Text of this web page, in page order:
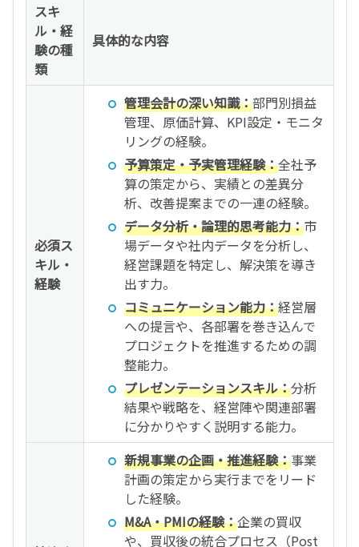
スキ
ル・経
験の種
類
具体的な内容
必須ス
キル・
経験
管理会計の深い知識：部門別損益
管理、原価計算、KPI設定・モニタ
リングの経験。
予算策定・予実管理経験：全社予
算の策定から、実績との差異分
析、改善提案までの一連の経験。
データ分析・論理的思考能力：市
場データや社内データを分析し、
経営課題を特定し、解決策を導き
出す力。
コミュニケーション能力：経営層
への提言や、各部署を巻き込んで
プロジェクトを推進するための調
整能力。
プレゼンテーションスキル：分析
結果や戦略を、経営陣や関連部署
に分かりやすく説明する能力。
新規事業の企画・推進経験：事業
計画の策定から実行までをリード
した経験。
M&A・PMIの経験：企業の買収
や、買収後の統合プロセス（Post